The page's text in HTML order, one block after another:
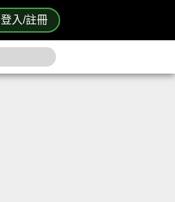
登入/註冊